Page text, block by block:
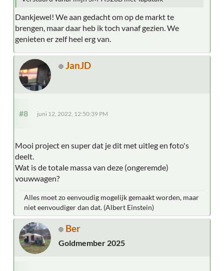
Dankjewel! We aan gedacht om op de markt te
brengen, maar daar heb ik toch vanaf gezien. We
genieten er zelf heel erg van.
JanJD
#8 juni 12, 2022, 12:50:39 PM
Mooi project en super dat je dit met uitleg en foto's
deelt.
Wat is de totale massa van deze (ongeremde)
vouwwagen?
Alles moet zo eenvoudig mogelijk gemaakt worden, maar
niet eenvoudiger dan dat. (Albert Einstein)
Ber
Goldmember 2025